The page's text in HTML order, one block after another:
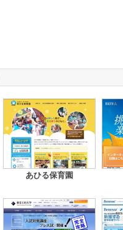
あひる保育園